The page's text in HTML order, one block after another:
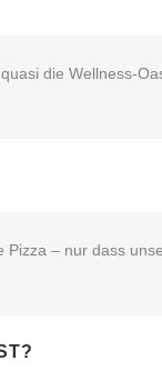
die
Pizza – nur dass